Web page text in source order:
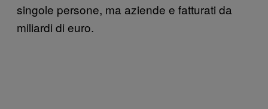
singole persone, ma aziende e fatturati da
miliardi di euro.